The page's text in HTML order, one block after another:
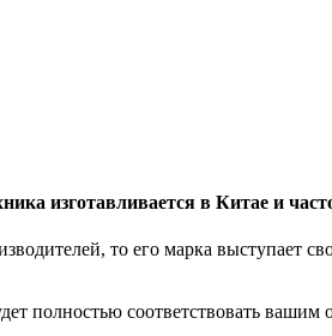
изготавливается в Китае и
то его марка выступает
полностью соответствовать